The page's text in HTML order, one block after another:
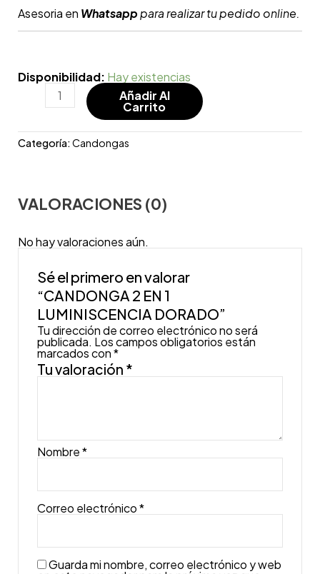
Asesoria en Whatsapppara realizar tu pedido online.
Disponibilidad: Hay existencias
Añadir Al
Carrito
Categoría:Candongas
VALORACIONES (0)
No hay valoraciones aún.
Sé el primero en valorar
“CANDONGA 2 EN 1
LUMINISCENCIA DORADO”
Tu dirección de correo electrónico no será
publicada. Los campos obligatorios están
marcados con*
Tu valoración *
Nombre*
Correo electrónico*
Guarda mi nombre, correo electrónico y web